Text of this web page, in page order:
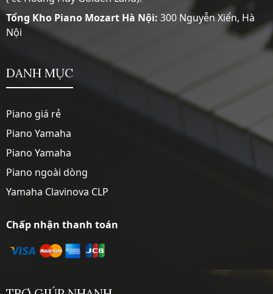
Tổng Kho Piano Mozart Hà Nội: 300 Nguyễn Xiển, Hà
Nội
DANH MỤC
Piano giá rẻ
Piano Yamaha
Piano Yamaha
Piano ngoài dòng
Yamaha Clavinova CLP
Chấp nhận thanh toán